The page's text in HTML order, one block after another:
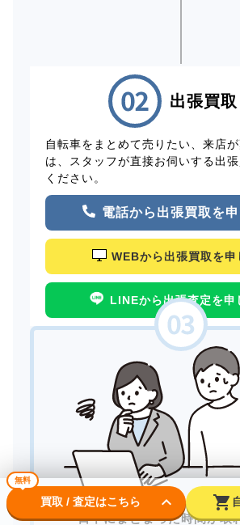
出張買取
自転車をまとめて売りたい、来店
は、スタッフが直接お伺いする出
ください。
電話から出張買取を
WEBから出張買取を申
LINEから出張査定を申
日中にまとまった時間が取
無料
買取 / 査定はこちら keyboard_arrow_down shopping_cart